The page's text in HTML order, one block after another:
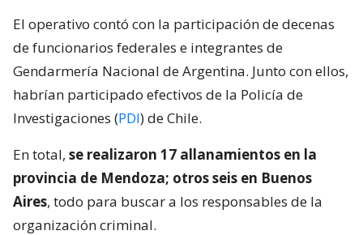
El operativo contó con la participación de decenas
de funcionarios federales e integrantes de
Gendarmería Nacional de Argentina. Junto con ellos,
habrían participado efectivos de la Policía de
Investigaciones (PDI) de Chile.
En total, se realizaron 17 allanamientos en la
provincia de Mendoza; otros seis en Buenos
Aires, todo para buscar a los responsables de la
organización criminal.